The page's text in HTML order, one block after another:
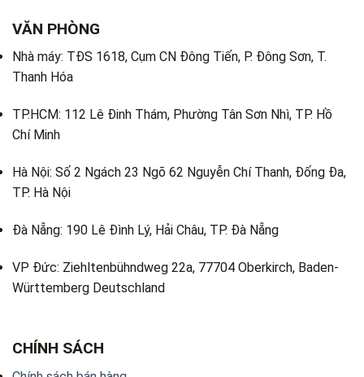
VĂN PHÒNG
Nhà máy: TĐS 1618, Cụm CN Đông Tiến, P. Đông Sơn, T.
Thanh Hóa
TP.HCM: 112 Lê Đinh Thám, Phường Tân Sơn Nhì, TP. Hồ
Chí Minh
Hà Nội: Số 2 Ngách 23 Ngõ 62 Nguyễn Chí Thanh, Đống Đa,
TP. Hà Nội
Đà Nẵng: 190 Lê Đình Lý, Hải Châu, TP. Đà Nẵng
VP Đức: Ziehltenbühndweg 22a, 77704 Oberkirch, Baden-
Württemberg Deutschland
CHÍNH SÁCH